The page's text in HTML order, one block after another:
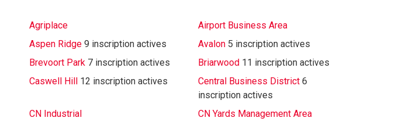
Agriplace
Airport Business Area
Aspen Ridge 9 inscription actives Avalon 5 inscription actives
Brevoort Park 7 inscription actives Briarwood 11 inscription actives
Caswell Hill 12 inscription actives Central Business District 6
inscription actives
CN Industrial
CN Yards Management Area